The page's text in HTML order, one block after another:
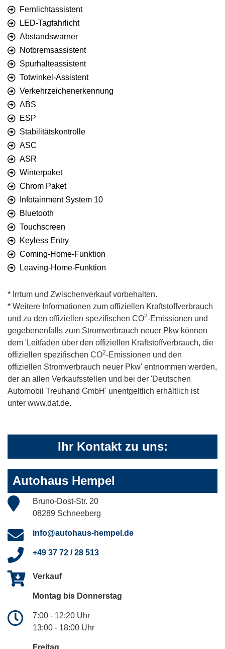
Fernlichtassistent
LED-Tagfahrlicht
Abstandswarner
Notbremsassistent
Spurhalteassistent
Totwinkel-Assistent
Verkehrzeichenerkennung
ABS
ESP
Stabilitätskontrolle
ASC
ASR
Winterpaket
Chrom Paket
Infotainment System 10
Bluetooth
Touchscreen
Keyless Entry
Coming-Home-Funktion
Leaving-Home-Funktion
* Irrtum und Zwischenverkauf vorbehalten.
* Weitere Informationen zum offiziellen Kraftstoffverbrauch
und zu den offiziellen spezifischen CO2-Emissionen und
gegebenenfalls zum Stromverbrauch neuer Pkw können
dem 'Leitfaden über den offiziellen Kraftstoffverbrauch, die
offiziellen spezifischen CO2-Emissionen und den
offiziellen Stromverbrauch neuer Pkw' entnommen werden,
der an allen Verkaufsstellen und bei der 'Deutschen
Automobil Treuhand GmbH' unentgeltlich erhältlich ist
unter www.dat.de.
Ihr Kontakt zu uns:
Autohaus Hempel
Bruno-Dost-Str. 20
08289 Schneeberg
info@autohaus-hempel.de
+49 37 72 / 28 513
Verkauf
Montag bis Donnerstag
7:00 - 12:20 Uhr
13:00 - 18:00 Uhr